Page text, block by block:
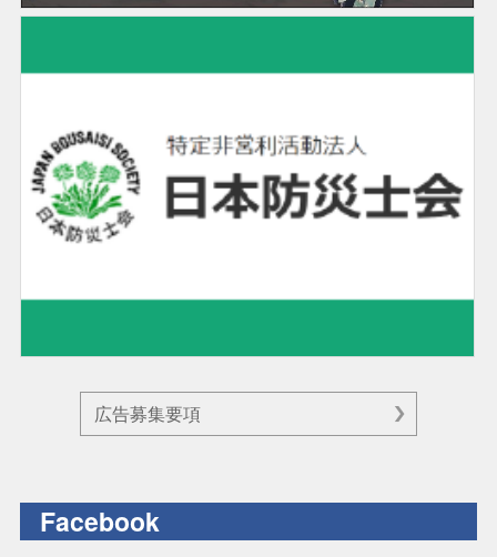
広告募集要項
Facebook